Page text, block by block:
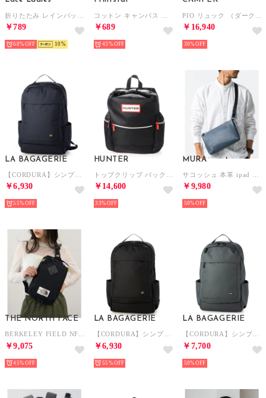
￥789
68% 10
￥689
43%
￥16,940
30%
LA BAGAGERIE
￥6,930
55%
HUNTER
￥14,600
33%
MURA
￥9,980
50%
THE NORTH FACE
BERKELEY FIELD NF0A52WA ショルダーバッグ ボディーバッグ （ブラック）
￥9,075
45%
LA BAGAGERIE
【CORDURA】シンプルリュック Mサイズ （ブラック）
￥6,930
55%
LA BAGAGERIE
【CORDURA】シンプルリュック Mサイズ （グレー）
￥7,700
50%